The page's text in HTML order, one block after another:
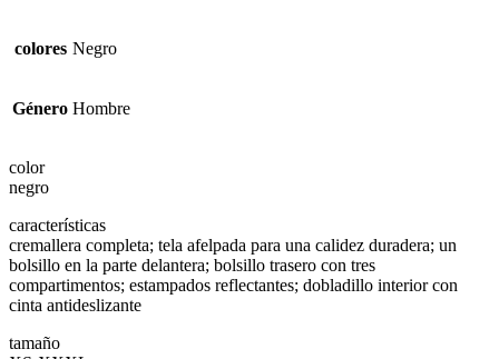
colores Negro
Género Hombre
color
negro
características
cremallera completa; tela afelpada para una calidez duradera; un
bolsillo en la parte delantera; bolsillo trasero con tres
compartimentos; estampados reflectantes; dobladillo interior con
cinta antideslizante
tamaño